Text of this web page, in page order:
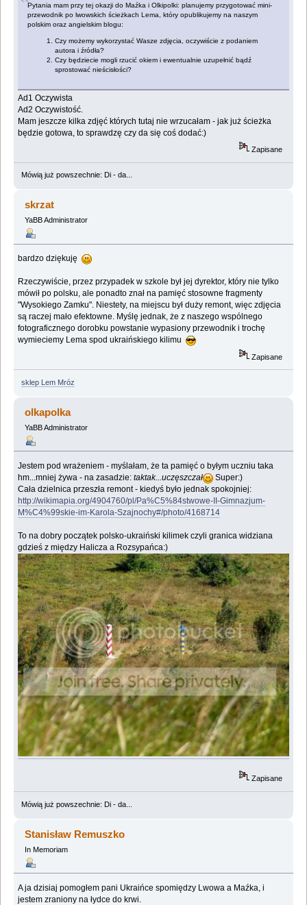
Pytania mam przy tej okazji do Maźka i Olkipolki: planujemy przygotować mini-
przewodnik po lwowskich ścieżkach Lema, który opublikujemy na naszym
polskim oraz angielskim blogu:
Czy możemy wykorzystać Wasze zdjęcia, oczywiście z podaniem
autora i źródła?
Czy będziecie mogli rzucić okiem i ewentualnie uzupełnić bądź
sprostować nieścisłości?
Ad1 Oczywista
Ad2 Oczywistość.
Mam jeszcze kilka zdjęć których tutaj nie wrzucałam - jak już ścieżka
będzie gotowa, to sprawdzę czy da się coś dodać:)
Zapisane
Mówią już powszechnie: Di - da...
skrzat
YaBB Administrator
bardzo dziękuję
Rzeczywiście, przez przypadek w szkole był jej dyrektor, który nie tylko
mówił po polsku, ale ponadto znał na pamięć stosowne fragmenty
"Wysokiego Zamku". Niestety, na miejscu był duży remont, więc zdjęcia
są raczej mało efektowne. Myślę jednak, że z naszego wspólnego
fotograficznego dorobku powstanie wypasiony przewodnik i trochę
wymieciemy Lema spod ukraińskiego kilimu
Zapisane
sklep Lem Mróz
olkapolka
YaBB Administrator
Jestem pod wrażeniem - myślałam, że ta pamięć o byłym uczniu taka
hm...mniej żywa - na zasadzie:taktak...uczęszczał
Super:)
Cała dzielnica przeszła remont - kiedyś było jednak spokojniej:
http://wikimapia.org/4904760/pl/Pa%C5%84stwowe-II-Gimnazjum-
M%C4%99skie-im-Karola-Szajnochy#/photo/4168714
To na dobry początek polsko-ukraiński kilimek czyli granica widziana
gdzieś z między Halicza a Rozsypańca:)
Zapisane
Mówią już powszechnie: Di - da...
Stanisław Remuszko
In Memoriam
A ja dzisiaj pomogłem pani Ukraińce spomiędzy Lwowa a Maźka, i
jestem zraniony na łydce do krwi.